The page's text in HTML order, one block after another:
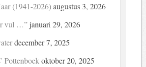
(1941-2026) augustus 3, 2026
vul …” januari 29, 2026
december 7, 2025
Pottenboek oktober 20, 2025